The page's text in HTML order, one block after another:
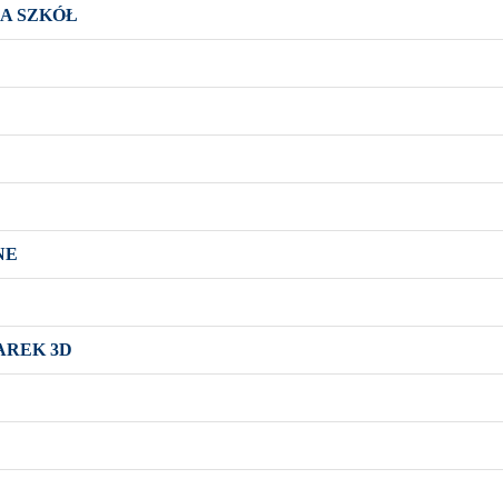
SZKÓŁ
3D